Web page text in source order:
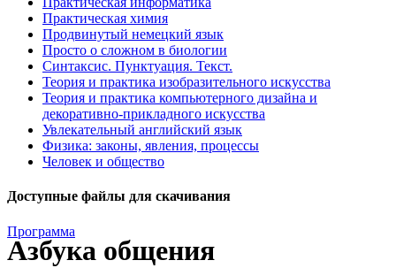
Практическая химия
Продвинутый немецкий язык
Просто о сложном в биологии
Синтаксис. Пунктуация. Текст.
Теория и практика изобразительного искусства
Теория и практика компьютерного дизайна и
декоративно-прикладного искусства
Увлекательный английский язык
Физика: законы, явления, процессы
Человек и общество
Доступные файлы для скачивания
Программа
Азбука общения